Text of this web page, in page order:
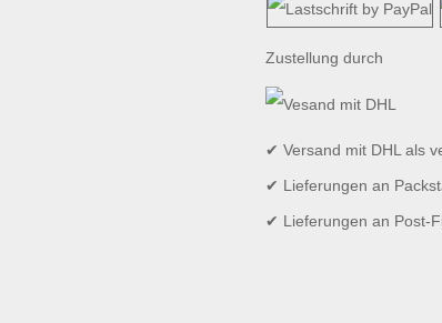
Zustellung durch
✔ Versand mit DHL als
✔ Lieferungen an
✔ Lieferungen an Post-